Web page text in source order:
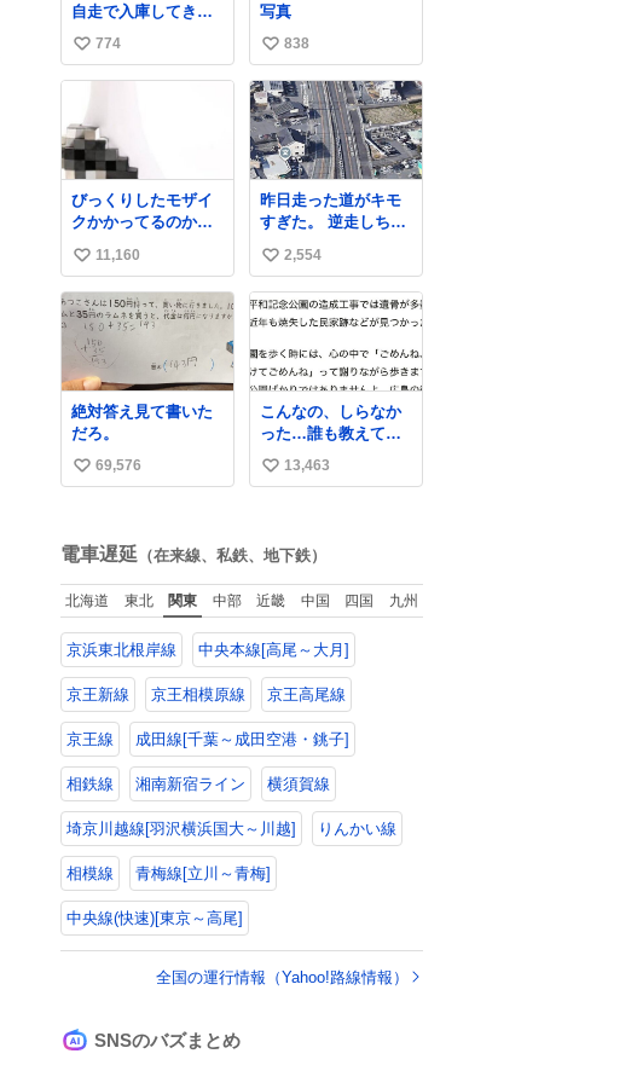
自走で入庫してきた
お客さん バーストし
たならその場で動か
ないで助け呼んで下
サービス付いてて金
銭負担も無いんです
から これで走ると、
壊さなくていい所ま
で壊しちゃいますか
ら 実際、外装ダメー
ジ、ABSセンサ断
線、ブレーキホース
も傷入っちゃってま
す…
い
い
数
774
写真
い
い
ね
数
838
びっくりしたモザイ
クかかってるのかと
思った
い
い
ね
数
11,160
昨日走った道がキモ
すぎた。 逆走しちゃ
ったかと思ったよ
い
い
ね
2,554
絶対答え見て書いた
だろ。
い
数
69,576
こんなの、しらなか
った…誰も教えてく
れなかった…。
い
数
13,463
電車遅延 （在来線、私鉄、地下鉄）
北海道 東北 関東 中部 近畿 中国 四国 九州
京浜東北根岸線 中央本線[高尾～大月]
京王新線 京王相模原線 京王高尾線
京王線 成田線[千葉～成田空港・銚子]
相鉄線 湘南新宿ライン 横須賀線
埼京川越線[羽沢横浜国大～川越] りんかい線
相模線 青梅線[立川～青梅]
中央線(快速)[東京～高尾]
全国の運行情報（Yahoo!路線情報）
SNSのバズまとめ